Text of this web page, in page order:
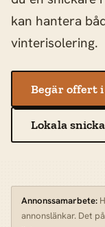
kan hantera
vinterisolering.
Begär offert
Lokala
Annonssamarbete:
annonslänkar. Det